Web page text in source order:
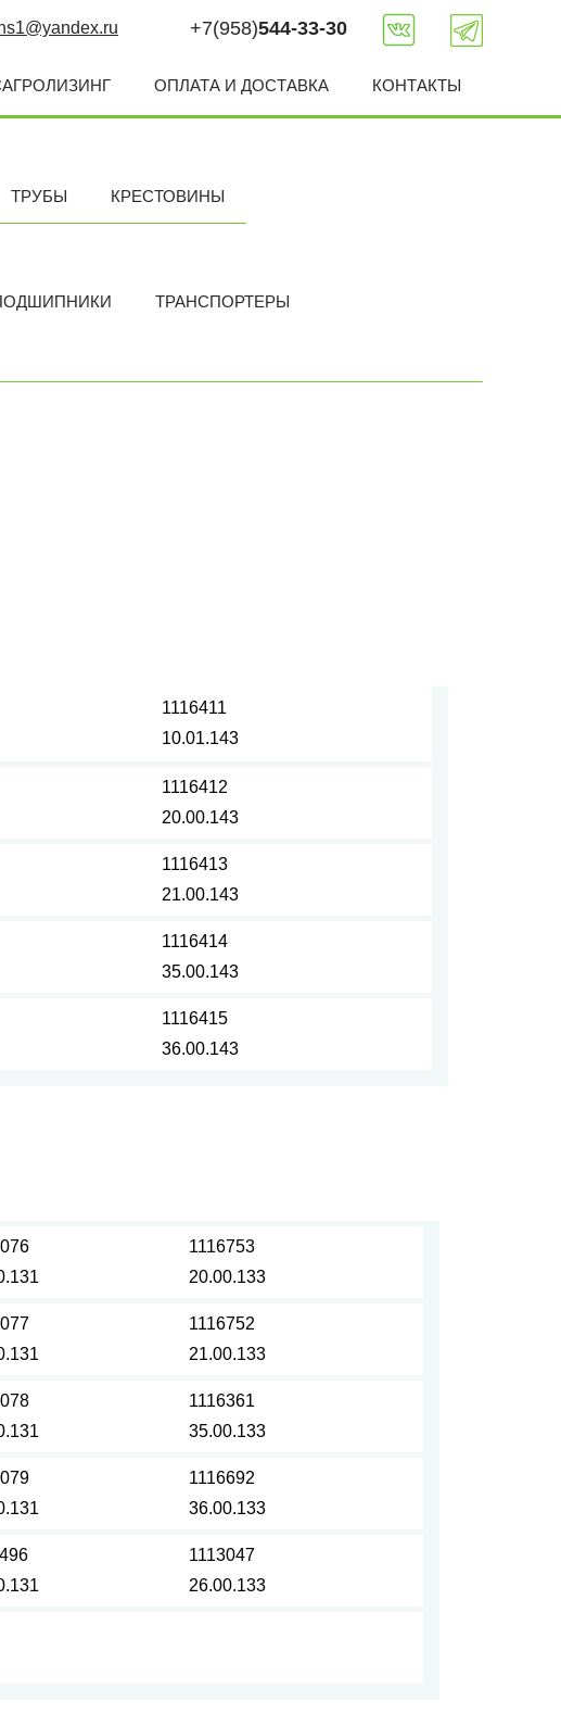
+7(958)544-33-30
ОПЛАТА И ДОСТАВКА КОНТАКТЫ
ТРУБЫ КРЕСТОВИНЫ
ТРАНСПОРТЕРЫ
1116411
10.01.143
1116412
20.00.143
1116413
21.00.143
1116414
35.00.143
1116415
36.00.143
1116753
20.00.133
1116752
21.00.133
1116361
35.00.133
1116692
36.00.133
1113047
26.00.133